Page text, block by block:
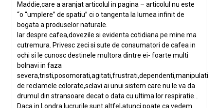
Maddie,care a aranjat articolul in pagina – articolul nu este
“o “umplere” de spatiu” ci o tangenta la lumea infinit de
bogata a produselor naturale.
Iar despre cafea,dovezile si evidenta cotidiana pe mine ma
cutremura. Privesc zeci si sute de consumatori de cafea in
ochi si le cunosc destinele multora dintre ei- foarte multi
bolnavi in faza
severa,tristi,posomorati,agitati,frustrati,dependenti,manipulati
de reclamele colorate,sclavi ai unui sistem care nu le va da
drumul din stransoare decat o data cu ultima lor respiratie…
Daca in Londra lucrurile sunt altfel,atunci poate ca vedem